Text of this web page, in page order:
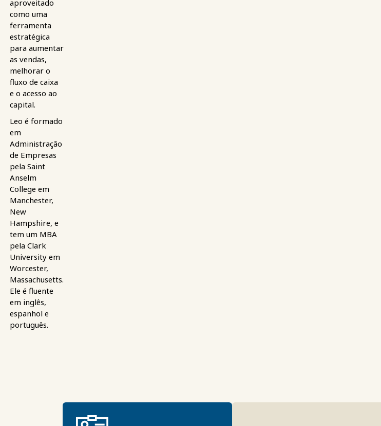
aproveitado
como uma
ferramenta
estratégica
para aumentar
as vendas,
melhorar o
fluxo de caixa
e o acesso ao
capital.
Leo é formado
em
Administração
de Empresas
pela Saint
Anselm
College em
Manchester,
New
Hampshire, e
tem um MBA
pela Clark
University em
Worcester,
Massachusetts.
Ele é fluente
em inglês,
espanhol e
português.